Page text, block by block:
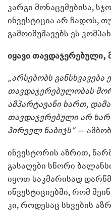
კარგი მონაცემებისა,
ინვესტიცია არ ჩადოს,
გამოიმუშავებს ეს
იყავი თავდაჯერებული,
„არსებობს
თავდაჯერებულობას
ამპარტავანი ხართ,
თავდაჯერებული არ
პირველ ნაბიჯს“—
ინვესტორის აზრით,
გასაღები სწორი
იყოთ საკმარისად
ინვესტიციებში, რომ
კი, როდესაც სხვების